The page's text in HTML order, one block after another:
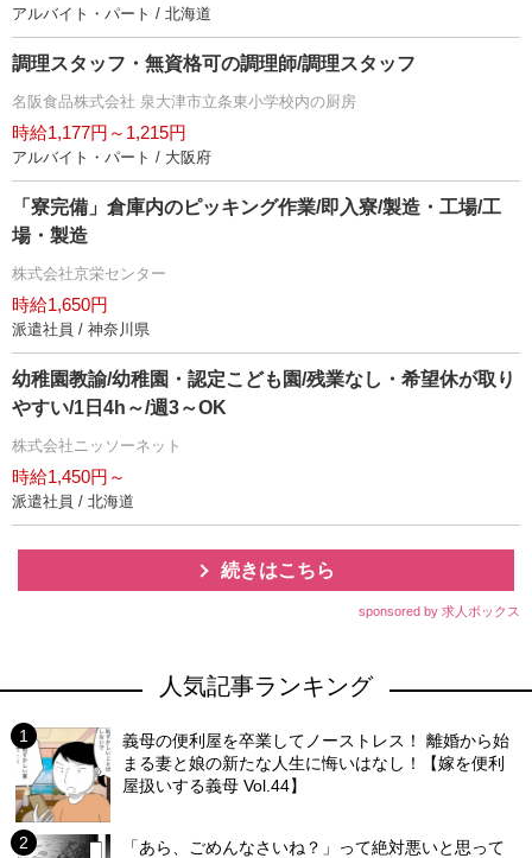
アルバイト・パート / 北海道
調理スタッフ・無資格可の調理師/調理スタッフ
名阪食品株式会社 泉大津市立条東小学校内の厨房
時給1,177円～1,215円
アルバイト・パート / 大阪府
「寮完備」倉庫内のピッキング作業/即入寮/製造・工場/工
場・製造
株式会社京栄センター
時給1,650円
派遣社員 / 神奈川県
幼稚園教諭/幼稚園・認定こども園/残業なし・希望休が取り
すい/1日4h～/週3～OK
株式会社ニッソーネット
時給1,450円～
派遣社員 / 北海道
続きはこちら
sponsored by 求人ボックス
人気記事ランキング
義母の便利屋を卒業してノーストレス！ 離婚から始
まる妻と娘の新たな人生に悔いはなし！【嫁を便利
屋扱いする義母 Vol.44】
「あら、ごめんなさいね？」って絶対悪いと思って